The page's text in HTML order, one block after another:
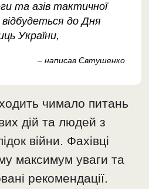
та азів тактичної
до Дня
України,
– написав Євтушенко
чимало питань
дій та людей з
війни. Фахівці
максимум уваги та
рекомендації.